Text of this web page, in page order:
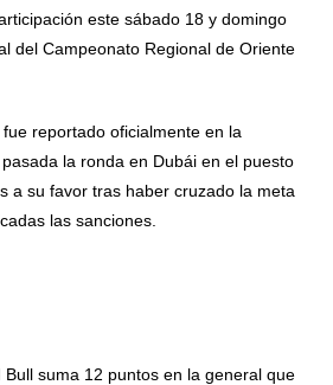
este sábado 18 y domingo
del Campeonato Regional de Oriente
reportado oficialmente en la
la ronda en Dubái en el puesto
a su favor tras haber cruzado la meta
las sanciones.
suma 12 puntos en la general que